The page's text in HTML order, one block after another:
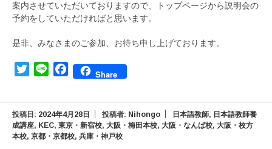
案内させていただいておりますので、トップページから説明会の
予約をしていただければと思います。
是非、みなさまのご参加、お待ち申し上げております。
TwitterLine FacebookShare
投稿日: 2024年4月28日 投稿者: Nihongo 日本語教師, 日本語教師養
成講座, KEC, 東京・新宿校, 大阪・梅田本校, 大阪・なんば校, 大阪・枚方
本校, 京都・京都校, 兵庫・神戸校